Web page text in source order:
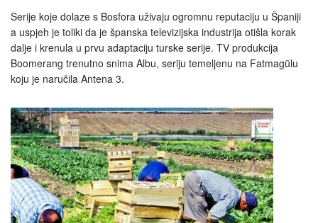
Serije koje dolaze s Bosfora uživaju ogromnu reputaciju u Španiji
a uspjeh je toliki da je španska televizijska industrija otišla korak
dalje i krenula u prvu adaptaciju turske serije. TV produkcija
Boomerang trenutno snima Albu, seriju temeljenu na Fatmagülu
koju je naručila Antena 3.